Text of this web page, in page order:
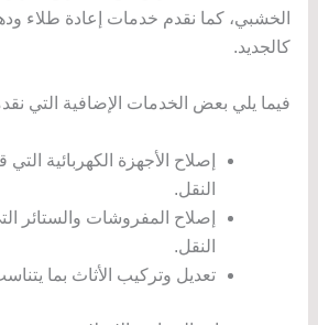
الخشبي، كما نقدم خدمات إعادة طلاء
كالجديد.
فيما يلي بعض الخدمات الإضافية التي
إصلاح الأجهزة الكهربائية
النقل.
إصلاح المفروشات والستائر
النقل.
تعديل وتركيب الأثاث بما